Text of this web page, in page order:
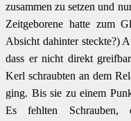
zusammen zu setzen und
Zeitgeborene hatte zum
Absicht dahinter steckte?)
dass er nicht direkt
Kerl schraubten an dem
ging. Bis sie zu einem
Es fehlten